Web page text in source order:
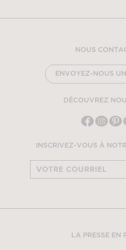
NOUS
ENVOYEZ-NOUS
DÉCOUVREZ
INSCRIVEZ-VOUS À
LA PRESSE EN